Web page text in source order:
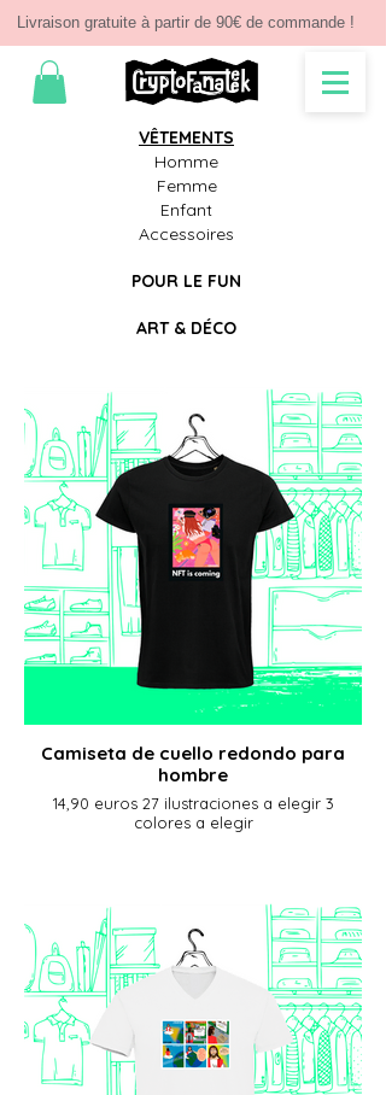
Livraison gratuite à partir de 90€ de commande !
VÊTEMENTS
Homme
Femme
Enfant
Accessoires
POUR LE FUN
ART & DÉCO
Camiseta de cuello redondo para
hombre
14,90 euros 27 ilustraciones a elegir 3
colores a elegir